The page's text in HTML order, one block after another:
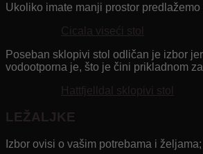
Ukoliko imate manji prostor
Cicala viseći stol
Poseban sklopivi stol odličan je izbor
vodootporna je, što je čini prikladnom
Hattfjelldal sklopivi stol
LEŽALJKE
Izbor ovisi o vašim potrebama i